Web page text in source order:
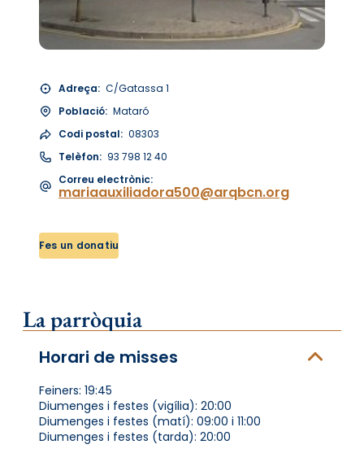
Adreça: C/Gatassa 1
Població: Mataró
Codi postal: 08303
Telèfon: 93 798 12 40
Correu electrònic:
mariaauxiliadora500@arqbcn.org
Fes un donatiu
La parròquia
Horari de misses
Feiners: 19:45
Diumenges i festes (vigília): 20:00
Diumenges i festes (matí): 09:00 i 11:00
Diumenges i festes (tarda): 20:00